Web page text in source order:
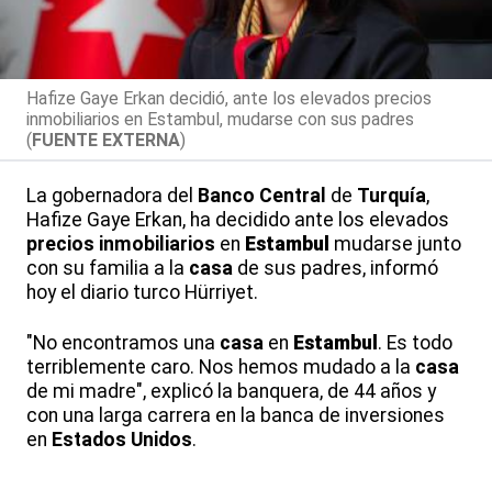
Hafize Gaye Erkan decidió, ante los elevados precios
inmobiliarios en Estambul, mudarse con sus padres
(FUENTE EXTERNA)
La gobernadora del Banco Central de Turquía,
Hafize Gaye Erkan, ha decidido ante los elevados
precios inmobiliarios en Estambul mudarse junto
con su familia a la casa de sus padres, informó
hoy el diario turco Hürriyet.
"No encontramos una casa en Estambul . Es todo
terriblemente caro. Nos hemos mudado a la casa
de mi madre", explicó la banquera, de 44 años y
con una larga carrera en la banca de inversiones
en Estados Unidos.